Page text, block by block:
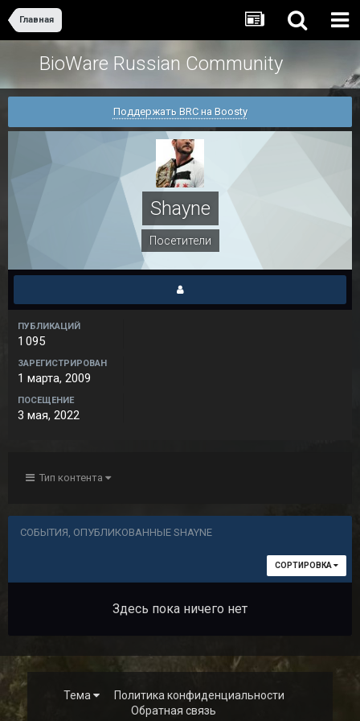
Главная
BioWare Russian Community
Поддержать BRC на Boosty
Shayne
Посетители
ПУБЛИКАЦИЙ
1 095
ЗАРЕГИСТРИРОВАН
1 марта, 2009
ПОСЕЩЕНИЕ
3 мая, 2022
Тип контента
СОБЫТИЯ, ОПУБЛИКОВАННЫЕ SHAYNE
СОРТИРОВКА
Здесь пока ничего нет
Тема
Политика конфиденциальности
Обратная связь